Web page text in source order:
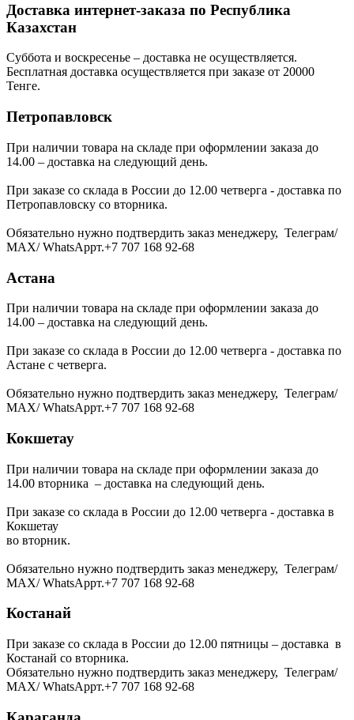
Доставка интернет-заказа по Республика
Казахстан
Суббота и воскресенье – доставка не осуществляется.
Бесплатная доставка осуществляется при заказе от 20000
Тенге.
Петропавловск
При наличии товара на складе при оформлении заказа до
14.00 – доставка на следующий день.
При заказе со склада в России до 12.00 четверга - доставка по
Петропавловску со вторника.
Обязательно нужно подтвердить заказ менеджеру, Телеграм/
МАХ/ WhatsAppт.+7 707 168 92-68
Астана
При наличии товара на складе при оформлении заказа до
14.00 – доставка на следующий день.
При заказе со склада в России до 12.00 четверга - доставка по
Астане с четверга.
Обязательно нужно подтвердить заказ менеджеру, Телеграм/
МАХ/ WhatsAppт.+7 707 168 92-68
Кокшетау
При наличии товара на складе при оформлении заказа до
14.00 вторника – доставка на следующий день.
При заказе со склада в России до 12.00 четверга - доставка в
Кокшетау
во вторник.
Обязательно нужно подтвердить заказ менеджеру, Телеграм/
МАХ/ WhatsAppт.+7 707 168 92-68
Костанай
При заказе со склада в России до 12.00 пятницы – доставка в
Костанай со вторника.
Обязательно нужно подтвердить заказ менеджеру, Телеграм/
МАХ/ WhatsAppт.+7 707 168 92-68